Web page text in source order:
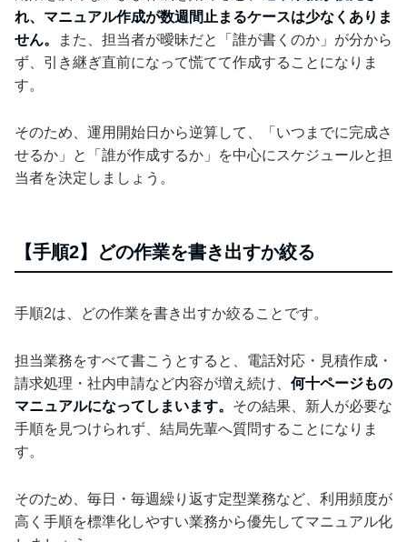
れ、マニュアル作成が数週間止まるケースは少なくありま
せん。
また、担当者が曖昧だと「誰が書くのか」が分から
ず、引き継ぎ直前になって慌てて作成することになりま
す。
そのため、運用開始日から逆算して、「いつまでに完成さ
せるか」と「誰が作成するか」を中心にスケジュールと担
当者を決定しましょう。
【手順2】どの作業を書き出すか絞る
手順2は、どの作業を書き出すか絞ることです。
担当業務をすべて書こうとすると、電話対応・見積作成・
請求処理・社内申請など内容が増え続け、 何十ページもの
マニュアルになってしまいます。 その結果、新人が必要な
手順を見つけられず、結局先輩へ質問することになりま
す。
そのため、毎日・毎週繰り返す定型業務など、利用頻度が
高く手順を標準化しやすい業務から優先してマニュアル化